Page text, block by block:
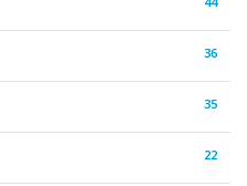
36
35
22